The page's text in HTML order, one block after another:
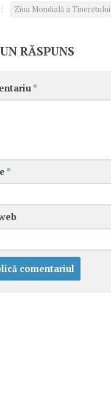
Ziua Mondială a Tineretului
RĂSPUNS
*
*